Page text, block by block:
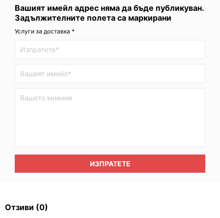
Вашият имейл адрес няма да бъде публикуван.
Задължителните полета са маркирани
Услуги за доставка *
ИЗПРАТЕТЕ
Отзиви (0)